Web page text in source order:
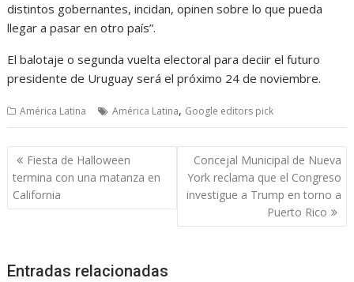
distintos gobernantes, incidan, opinen sobre lo que pueda
llegar a pasar en otro país”.
El balotaje o segunda vuelta electoral para deciir el futuro
presidente de Uruguay será el próximo 24 de noviembre.
América Latina América Latina, Google editors pick
Navegación
de
entradas
Fiesta de Halloween
termina con una matanza en
California
Concejal Municipal de Nueva
York reclama que el Congreso
investigue a Trump en torno a
Puerto Rico
Entradas relacionadas